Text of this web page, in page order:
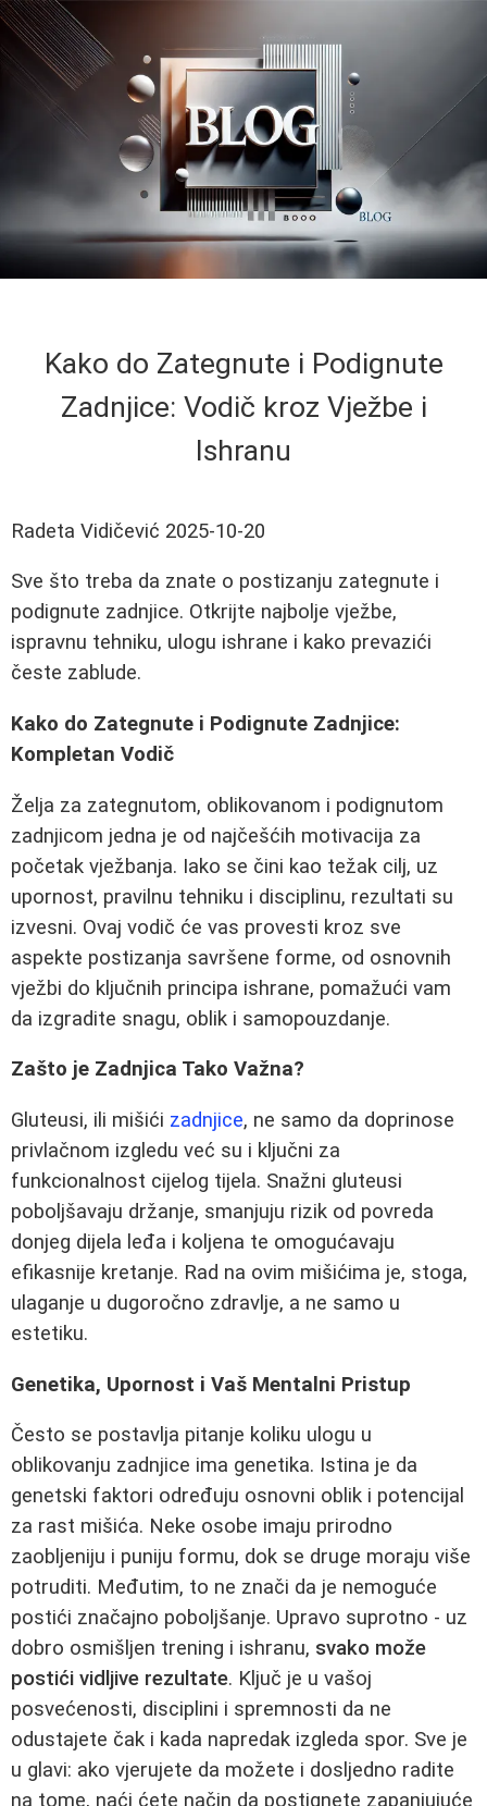
Kako do Zategnute i Podignute
Zadnjice: Vodič kroz Vježbe i
Ishranu
Radeta Vidičević 2025-10-20
Sve što treba da znate o postizanju zategnute i
podignute zadnjice. Otkrijte najbolje vježbe,
ispravnu tehniku, ulogu ishrane i kako prevazići
česte zablude.
Kako do Zategnute i Podignute Zadnjice:
Kompletan Vodič
Želja za zategnutom, oblikovanom i podignutom
zadnjicom jedna je od najčešćih motivacija za
početak vježbanja. Iako se čini kao težak cilj, uz
upornost, pravilnu tehniku i disciplinu, rezultati su
izvesni. Ovaj vodič će vas provesti kroz sve
aspekte postizanja savršene forme, od osnovnih
vježbi do ključnih principa ishrane, pomažući vam
da izgradite snagu, oblik i samopouzdanje.
Zašto je Zadnjica Tako Važna?
Gluteusi, ili mišići zadnjice, ne samo da doprinose
privlačnom izgledu već su i ključni za
funkcionalnost cijelog tijela. Snažni gluteusi
poboljšavaju držanje, smanjuju rizik od povreda
donjeg dijela leđa i koljena te omogućavaju
efikasnije kretanje. Rad na ovim mišićima je, stoga,
ulaganje u dugoročno zdravlje, a ne samo u
estetiku.
Genetika, Upornost i Vaš Mentalni Pristup
Često se postavlja pitanje koliku ulogu u
oblikovanju zadnjice ima genetika. Istina je da
genetski faktori određuju osnovni oblik i potencijal
za rast mišića. Neke osobe imaju prirodno
zaobljeniju i puniju formu, dok se druge moraju više
potruditi. Međutim, to ne znači da je nemoguće
postići značajno poboljšanje. Upravo suprotno - uz
dobro osmišljen trening i ishranu, svako može
postići vidljive rezultate. Ključ je u vašoj
posvećenosti, disciplini i spremnosti da ne
odustajete čak i kada napredak izgleda spor. Sve je
u glavi: ako vjerujete da možete i dosljedno radite
na tome, naći ćete način da postignete zapanjujuće